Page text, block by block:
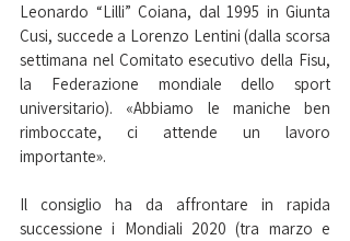
Leonardo “Lilli” Coiana, dal 1995 in Giunta
Cusi, succede a Lorenzo Lentini (dalla scorsa
settimana nel Comitato esecutivo della Fisu,
la Federazione mondiale dello sport
universitario). «Abbiamo le maniche ben
rimboccate, ci attende un lavoro
importante».
Il consiglio ha da affrontare in rapida
successione i Mondiali 2020 (tra marzo e